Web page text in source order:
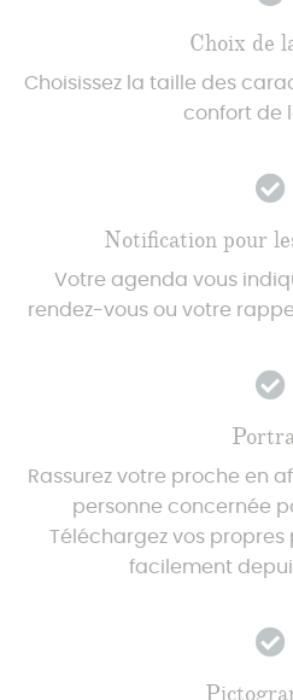
Choix de
Choisissez la taille des
confort de
Notification pour
Votre agenda vous
rendez-vous ou votre
Rassurez votre proche en
personne concernée
Téléchargez vos
facilement